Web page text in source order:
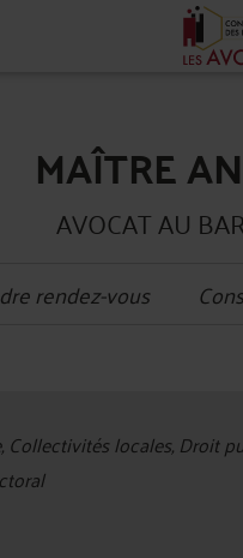
MAÎTRE
AVOCAT AU
rendez-vous
Collectivités locales, Droit